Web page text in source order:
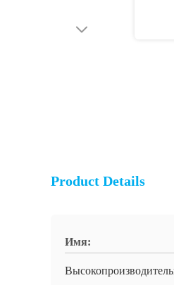
Product Details
Имя: